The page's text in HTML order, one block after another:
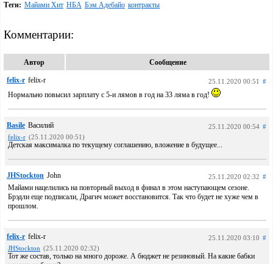
Теги: Майами Хит НБА Бэм Адебайо контракты
Комментарии:
Автор Сообщение
felix-r felix-r 25.11.2020 00:51 #
Нормально повысил зарплату с 5-и лямов в год на 33 ляма в год!
Basile Василий 25.11.2020 00:54 #
felix-r (25.11.2020 00:51)
Детская максималка по текущему соглашению, вложение в будущее...
JHStockton John 25.11.2020 02:32 #
Майами нацелились на повторный выход в финал в этом наступающем сезоне.
Брэдли еще подписали, Драгич может восстановится. Так что будет не хуже чем в
прошлом.
felix-r felix-r 25.11.2020 03:10 #
JHStockton (25.11.2020 02:32)
Тот же состав, только на много дороже. А бюджет не резиновый. На какие бабки